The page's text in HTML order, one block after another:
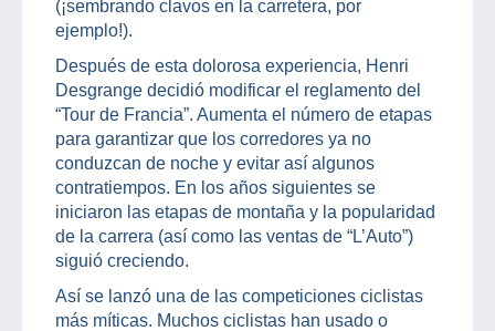
(¡sembrando clavos en la carretera, por
ejemplo!).
Después de esta dolorosa experiencia, Henri
Desgrange decidió modificar el reglamento del
“Tour de Francia”. Aumenta el número de etapas
para garantizar que los corredores ya no
conduzcan de noche y evitar así algunos
contratiempos. En los años siguientes se
iniciaron las etapas de montaña y la popularidad
de la carrera (así como las ventas de “L’Auto”)
siguió creciendo.
Así se lanzó una de las competiciones ciclistas
más míticas. Muchos ciclistas han usado o